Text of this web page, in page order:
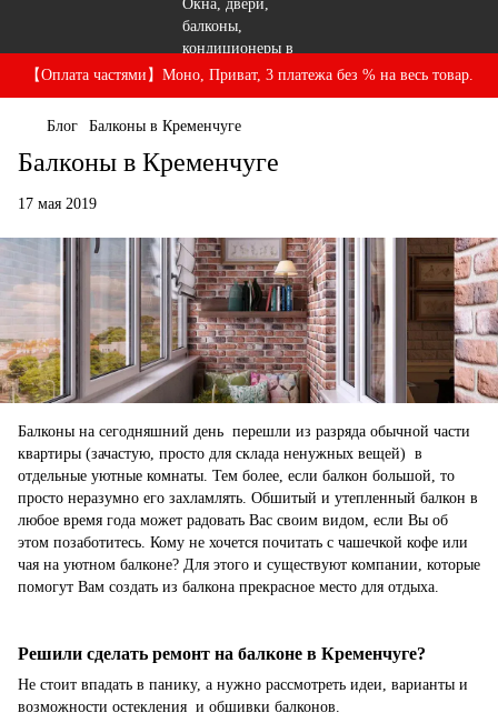
【Оплата частями】Моно, Приват, 3 платежа без % на весь товар.
Блог Балконы в Кременчуге
Балконы в Кременчуге
17 мая 2019
Балконы на сегодняшний день перешли из разряда обычной части
квартиры (зачастую, просто для склада ненужных вещей) в
отдельные уютные комнаты. Тем более, если балкон большой, то
просто неразумно его захламлять. Обшитый и утепленный балкон в
любое время года может радовать Вас своим видом, если Вы об
этом позаботитесь. Кому не хочется почитать с чашечкой кофе или
чая на уютном балконе? Для этого и существуют компании, которые
помогут Вам создать из балкона прекрасное место для отдыха.
Решили сделать ремонт на балконе в Кременчуге?
Не стоит впадать в панику, а нужно рассмотреть идеи, варианты и
возможности остекления и обшивки балконов.